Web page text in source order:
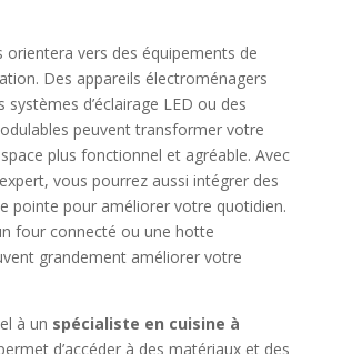
orientera vers des équipements de
Des appareils électroménagers
systèmes d’éclairage LED ou des
peuvent transformer votre
plus fonctionnel et agréable. Avec
vous pourrez aussi intégrer des
pointe pour améliorer votre quotidien.
four connecté ou une hotte
grandement améliorer votre
à un spécialiste en cuisine à
d’accéder à des matériaux et des